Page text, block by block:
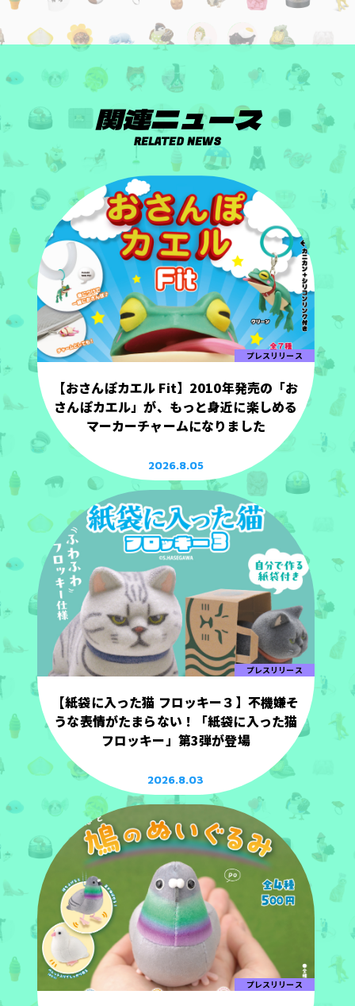
関連ニュース
RELATED NEWS
プレスリリース
【おさんぽカエル Fit】2010年発売の「お
さんぽカエル」が、もっと身近に楽しめる
マーカーチャームになりました
2026.8.05
プレスリリース
【紙袋に入った猫 フロッキー３】不機嫌そ
うな表情がたまらない！「紙袋に入った猫
フロッキー」第3弾が登場
2026.8.03
プレスリリース